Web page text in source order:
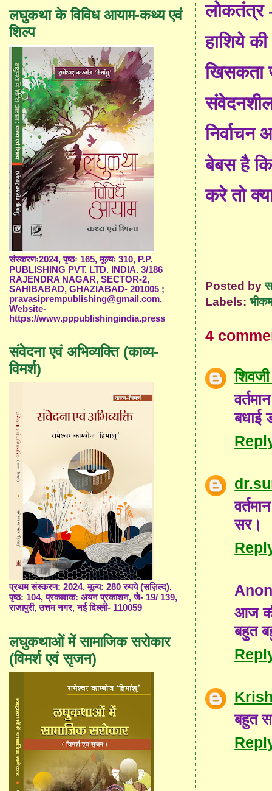
लोकतंत्र
हाशिये
खिसकता
निर्वाचन
बेबस है
करे तो
Posted by
Labels:
4
बधाई
सर।
आज
बहुत
बहुत
लघुकथा के विविध आयाम-कथ्य एवं
शिल्प
संस्करणः2024, पृष्ठः 165, मूल्यः 310, P.P.
PUBLISHING PVT. LTD. INDIA. 3/186
RAJENDRA NAGAR, SECTOR-2,
SAHIBABAD, GHAZIABAD- 201005 ;
pravasiprempublishing@gmail.com,
Website-
https://www.pppublishingindia.press
संवेदना एवं अभिव्यक्ति (काव्य-
विमर्श)
प्रथम संस्करण: 2024, मूल्य: 280 रुपये (सज़िल्द),
पृष्ठ: 104, प्रकाशक: अयन प्रकाशन, जे- 19/ 139,
राजापुरी, उत्तम नगर, नई दिल्ली- 110059
लघुकथाओं में सामाजिक सरोकार
(विमर्श एवं सृजन)